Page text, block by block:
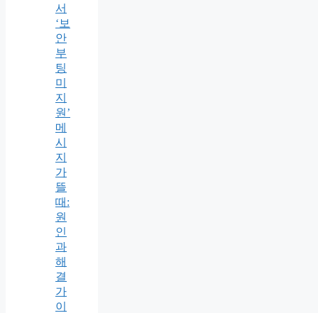
서
‘보
안
부
팅
미
지
원’
메
시
지
가
뜰
때:
원
인
과
해
결
가
이